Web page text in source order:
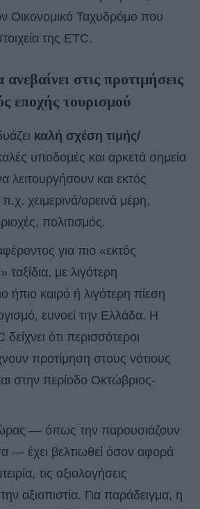
Οικονομικό Ταχυδρόμο που
της ETC.
στις προτιμήσεις
εποχής τουρισμού
καλή σχέση τιμής/
υποδομές και αρκετά σημεία
λειτουργήσουν και εκτός
χειμερινά/ορεινά μέρη,
πολιτισμός.
για πιο «εκτός
με λιγότερη
ήπιο καιρό ή λιγότερη πίεση
ευνοεί την Ελλάδα. Η
ότι περισσότεροι
προτίμηση στους νότιους
στην περίοδο Οκτώβριος-
— όπως την παρουσιάζουν
— έχει βελτιωθεί όσον αφορά
τις αξιολογήσεις
αξιοπιστία. Για παράδειγμα, η